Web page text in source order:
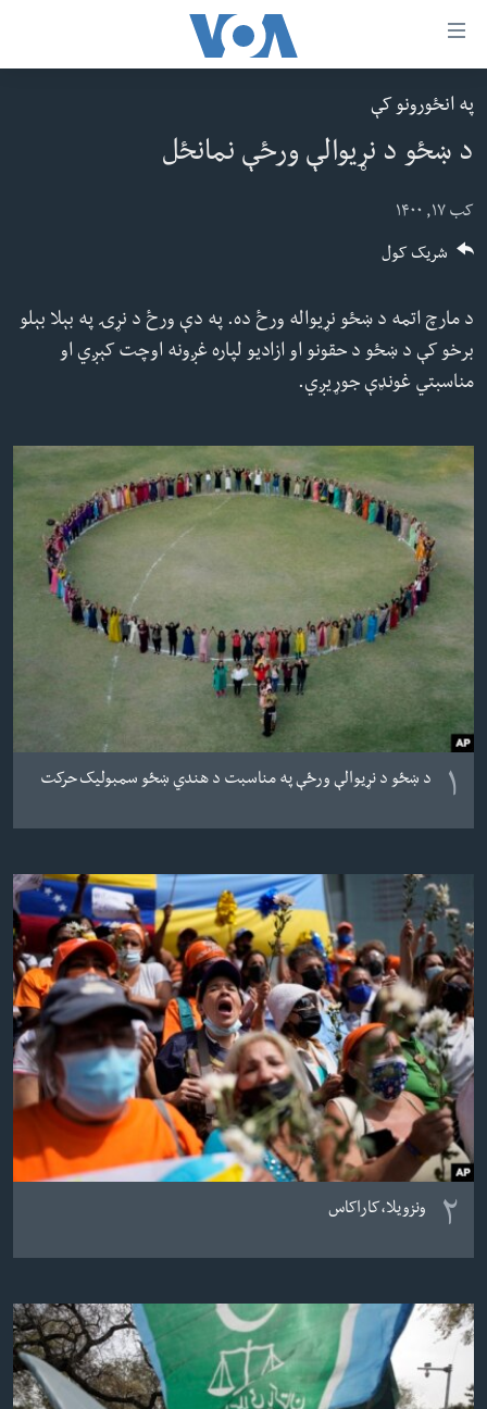
لاس
رسي
وړ
متن
لاړ
شئ
عمومي
ته
شئ
ځای
شئ
کورپاڼه
افغانستان
ښځې او نجونې
ځوانان
د بیان ازادي
سرمقاله
له مونږ سره په تماس کې پاتې شئ
ژبې
په انځورونو کې
د ښځو د نړیوالې ورځې نمانځل
کب ۱۷, ۱۴۰۰
د مارچ اتمه د ښځو نړیواله ورځ ده. په دې ورځ د نړۍ په بېلا بېلو
برخو کې د ښځو د حقونو او ازادیو لپاره غږونه اوچت کېږي او
مناسبتي غونډې جوړیږي.
۱ د ښځو د نړیوالې ورځې په مناسبت د هندي ښځو سمبولیک حرکت
۲ ونزویلا،کاراکاس
شریک کول